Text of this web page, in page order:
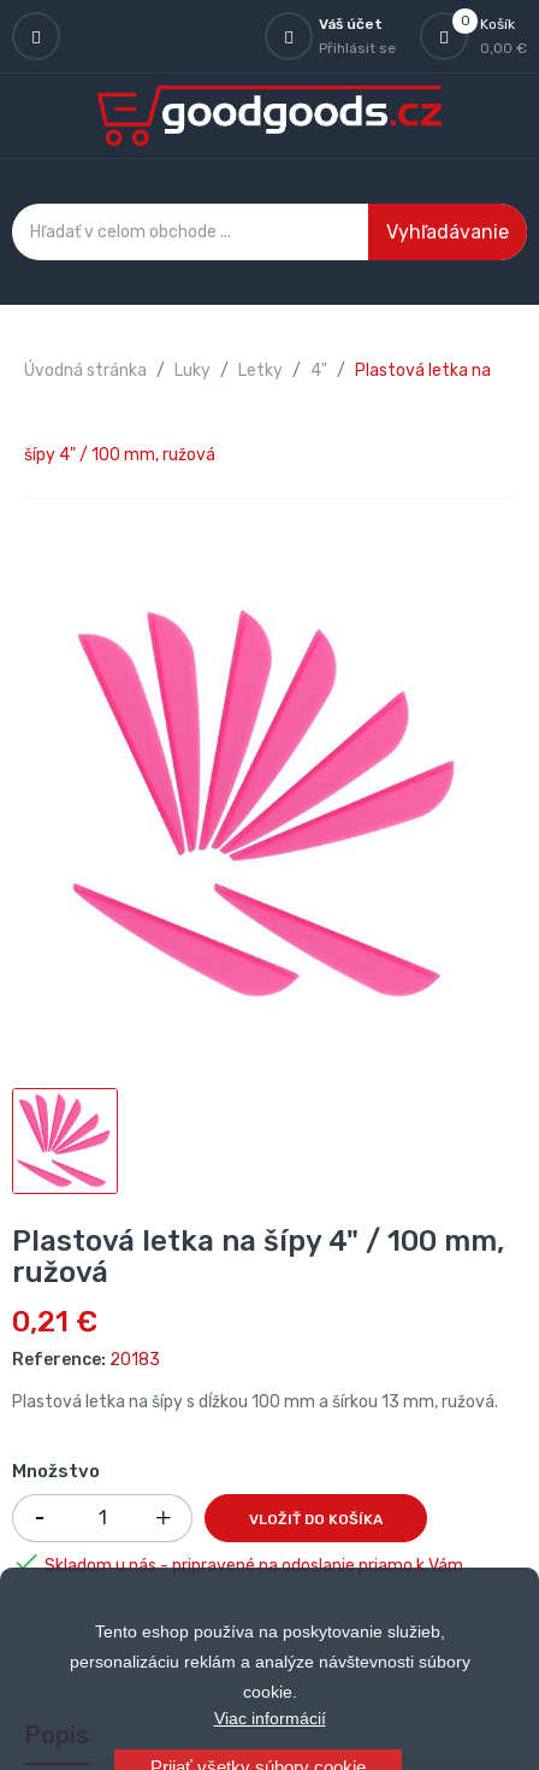
Tento eshop používa na poskytovanie služieb,
personalizáciu reklám a analýze návštevnosti súbory
cookie.
Viac informácií
0
Košík
0,00 €
Váš účet
Přihlásit se
Vyhľadávanie
Úvodná stránka Luky Letky 4" Plastová letka na
šípy 4" / 100 mm, ružová
Plastová letka na šípy 4" / 100 mm,
ružová
0,21 €
Reference: 20183
Plastová letka na šípy s dĺžkou 100 mm a šírkou 13 mm, ružová.
Množstvo
VLOŽIŤ DO KOŠÍKA
Skladom u nás - pripravené na odoslanie priamo k Vám
Popis